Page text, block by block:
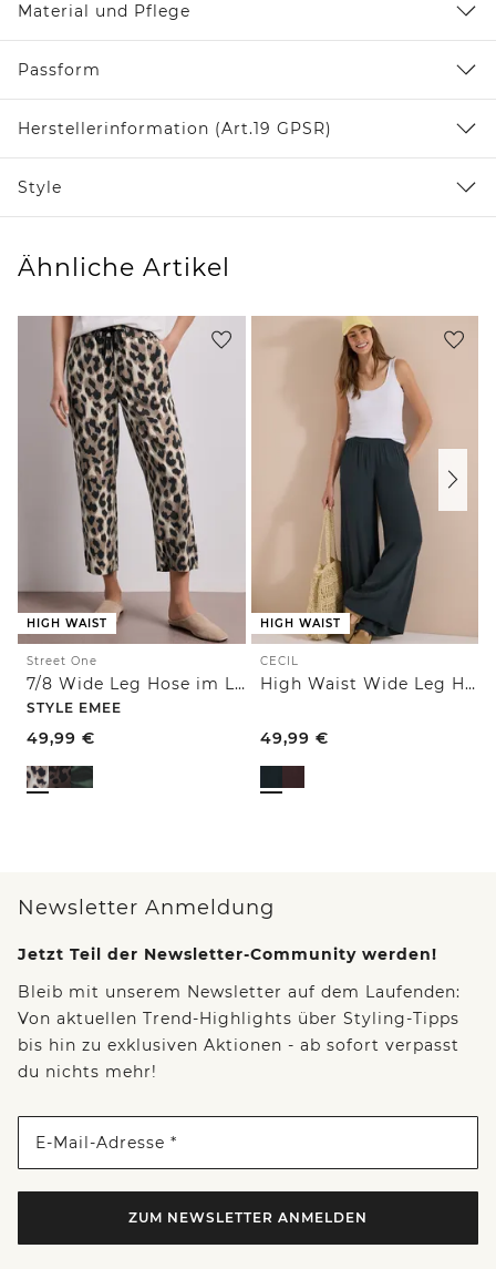
Material und Pflege
Passform
Herstellerinformation (Art.19 GPSR)
Style
Ähnliche Artikel
HIGH WAIST
Street One
7/8 Wide Leg Hose im Loose Fit mit Print
STYLE EMEE
49,99 €
HIGH WAIST
CECIL
High Waist Wide Leg Hose im Loose Fit
49,99 €
Newsletter Anmeldung
Jetzt Teil der Newsletter-Community werden!
Bleib mit unserem Newsletter auf dem Laufenden:
Von aktuellen Trend-Highlights über Styling-Tipps
bis hin zu exklusiven Aktionen - ab sofort verpasst
du nichts mehr!
E-Mail-Adresse *
ZUM NEWSLETTER ANMELDEN